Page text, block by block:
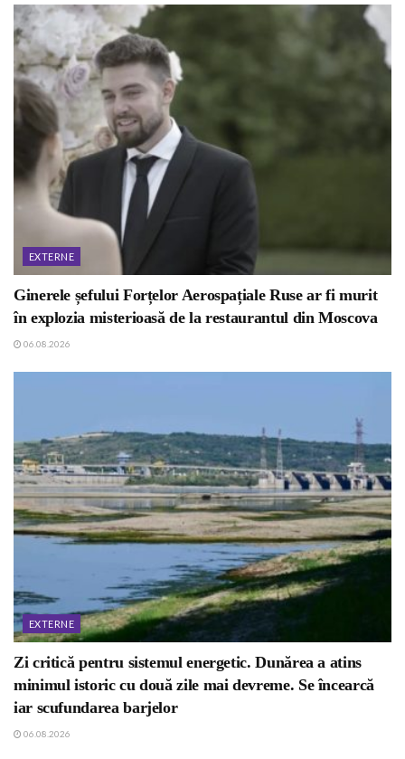
EXTERNE
Ginerele șefului Forțelor Aerospațiale Ruse ar fi murit
în explozia misterioasă de la restaurantul din Moscova
06.08.2026
EXTERNE
Zi critică pentru sistemul energetic. Dunărea a atins
minimul istoric cu două zile mai devreme. Se încearcă
iar scufundarea barjelor
06.08.2026